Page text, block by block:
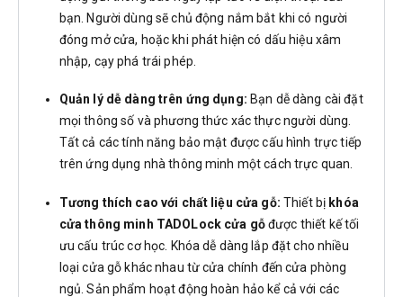
bạn. Người dùng sẽ chủ động nắm bắt khi có người
đóng mở cửa, hoặc khi phát hiện có dấu hiệu xâm
nhập, cạy phá trái phép.
Quản lý dễ dàng trên ứng dụng: Bạn dễ dàng cài đặt
mọi thông số và phương thức xác thực người dùng.
Tất cả các tính năng bảo mật được cấu hình trực tiếp
trên ứng dụng nhà thông minh một cách trực quan.
Tương thích cao với chất liệu cửa gỗ: Thiết bị khóa
cửa thông minh TADOLock cửa gỗđược thiết kế tối
ưu cấu trúc cơ học. Khóa dễ dàng lắp đặt cho nhiều
loại cửa gỗ khác nhau từ cửa chính đến cửa phòng
ngủ. Sản phẩm hoạt động hoàn hảo kể cả với các